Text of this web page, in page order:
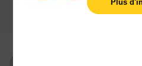
Plus
LES